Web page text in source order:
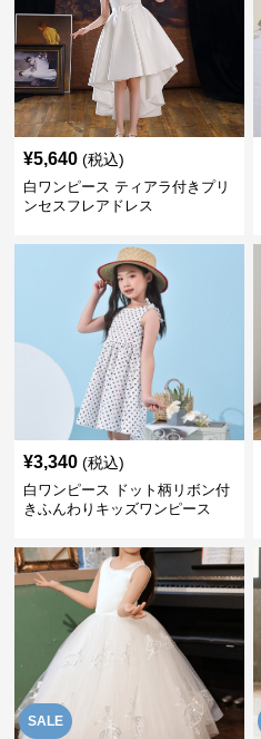
¥5,640 (税込)
白ワンピース ティアラ付きプリ
ンセスフレアドレス
¥3,340 (税込)
白ワンピース ドット柄リボン付
きふんわりキッズワンピース
SALE